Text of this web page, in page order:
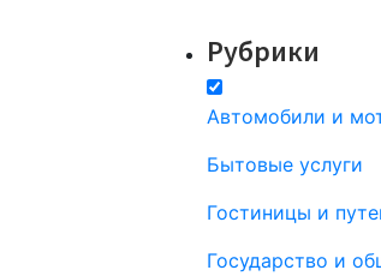
Рубрики
Автомобили и
Бытовые услуги
Гостиницы и
Государство и